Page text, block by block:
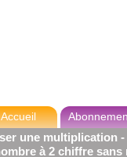
Accueil
une multiplication -
à 2 chiffre sans